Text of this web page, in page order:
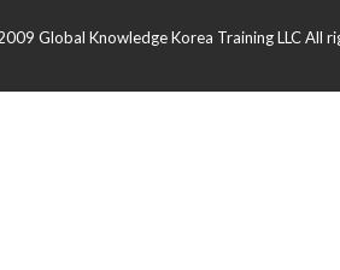
Global Knowledge Korea Training LLC All